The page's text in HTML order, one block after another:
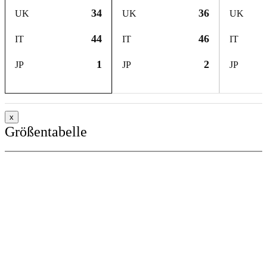
UK 34
IT 44
JP 1
UK 36
IT 46
JP 2
UK
IT
JP
x
Größentabelle